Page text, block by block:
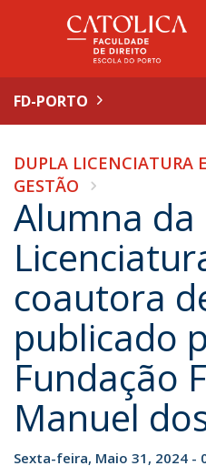
FD-PORTO
DUPLA LICENCIATURA
GESTÃO
Alumna da
coautora
publicado
Fundação
Manuel
Sexta-feira, Maio 31, 2024 -